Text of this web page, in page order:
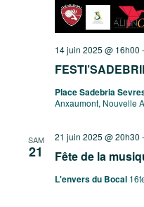
14 juin 2025 @ 16h00 -
Place Sadebria
Anxaumont, Nouvelle
SAM
21 Fête de la
21 juin 2025 @ 20h30 -
L'envers du Bocal